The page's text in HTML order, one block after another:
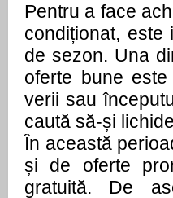
Pentru a face
condiționat,
de sezon. Una
oferte bune
verii sau
caută să-și
În această
și de oferte
gratuită. De